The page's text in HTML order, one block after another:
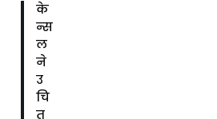
के
न्स
ल
ने
उ
चि
त